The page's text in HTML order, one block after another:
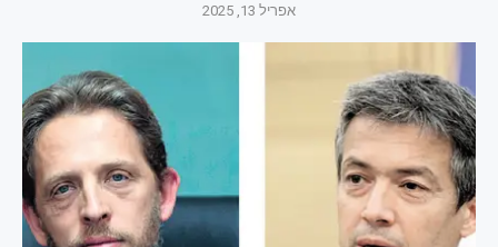
אפריל 13, 2025